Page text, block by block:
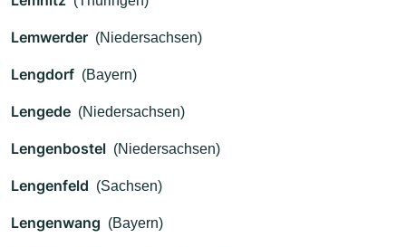
Lemwerder (Niedersachsen)
Lengdorf (Bayern)
Lengede (Niedersachsen)
Lengenbostel (Niedersachsen)
Lengenfeld (Sachsen)
Lengenwang (Bayern)